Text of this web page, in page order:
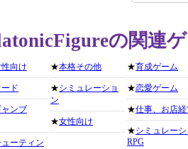
の関連
向け
ド
ンブ
ーティン
★本格その他
★シミュレーショ
ン
★女性向け
★育成ゲーム
★恋愛ゲーム
★仕事、お店
★シミュレー
RPG